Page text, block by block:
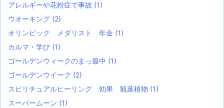
アレルギーや花粉症で事故 (1)
ウオーキング (2)
オリンピック メダリスト 年金 (1)
カルマ・学び (1)
ゴールデンウィークのまっ最中 (1)
ゴールデンウイーク (2)
スピリチュアルヒーリング 効果 観葉植物 (1)
スーパームーン (1)